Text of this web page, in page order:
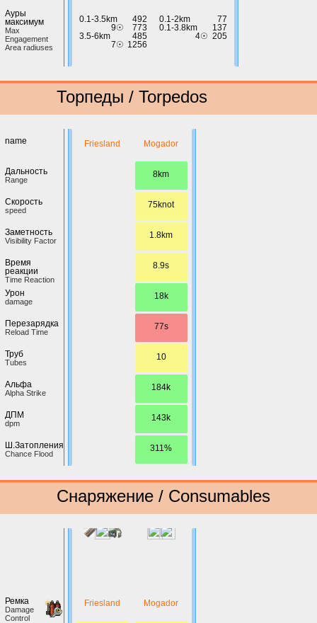
Ауры
максимум
Max
Engagement
Area radiuses
0.1-3.5km
492
9☉
773
3.5-6km
485
7☉ 1256
0.1-2km
77
0.1-3.8km
137
4☉ 205
Торпеды / Torpedos
name
Дальность
Range
Скорость
speed
Заметность
Visibility Factor
Время
реакции
Time Reaction
Урон
damage
Перезарядка
Reload Time
Труб
Tubes
Альфа
Alpha Strike
ДПМ
dpm
Ш.Затопления
Chance Flood
Friesland Mogador
8km
75knot
1.8km
8.9s
18k
77s
10
184k
143k
311%
Снаряжение / Consumables
Ремка
Damage
Control
Friesland Mogador